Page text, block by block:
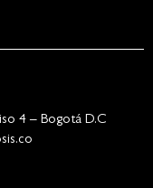
4 – Bogotá D.C